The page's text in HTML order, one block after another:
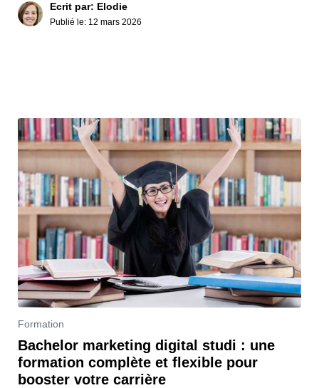
Ecrit par: Elodie
Publié le: 12 mars 2026
Formation
Bachelor marketing digital studi : une
formation complète et flexible pour
booster votre carrière